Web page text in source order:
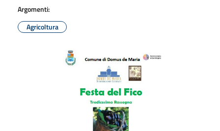
Argomenti:
Agricoltura